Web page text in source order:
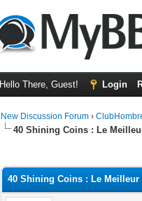
Hello There, Guest! Login
New Discussion Forum ›
40 Shining Coins : Le
40 Shining Coins : Le